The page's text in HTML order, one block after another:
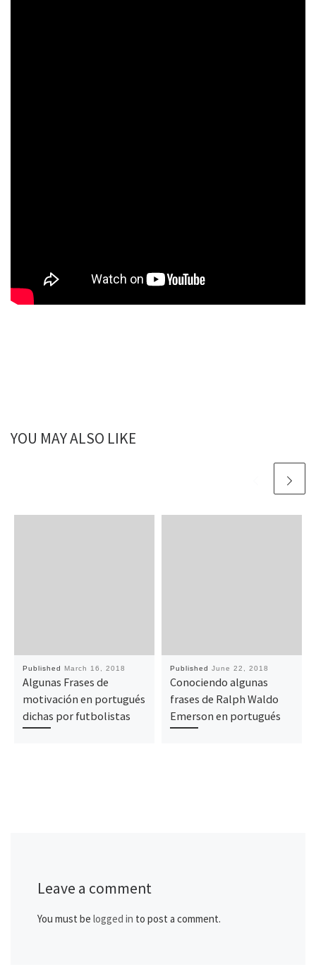
YOU MAY ALSO LIKE
Published March 16, 2018
Algunas Frases de
motivación en portugués
dichas por futbolistas
Published June 22, 2018
Conociendo algunas
frases de Ralph Waldo
Emerson en portugués
Leave a comment
You must be logged in to post a comment.